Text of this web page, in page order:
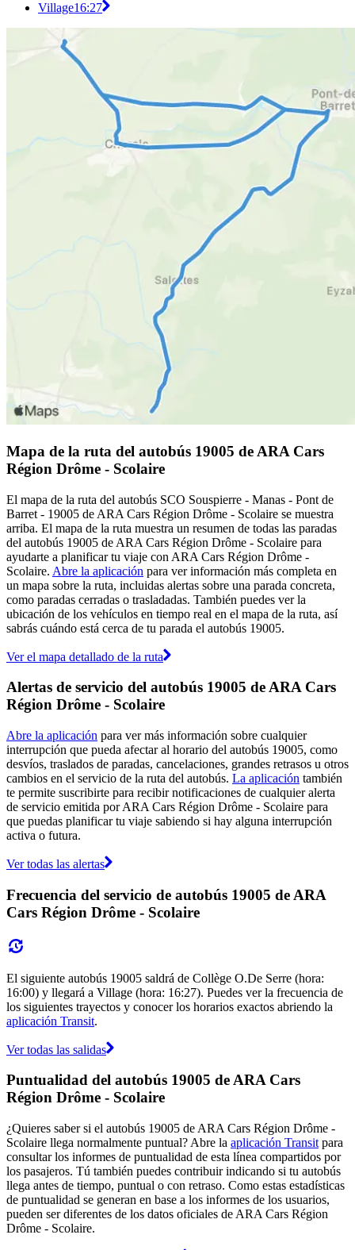
Village16:27
Mapa de la ruta del autobús 19005 de ARA Cars
Région Drôme - Scolaire
El mapa de la ruta del autobús SCO Souspierre - Manas - Pont de
Barret - 19005 de ARA Cars Région Drôme - Scolaire se muestra
arriba. El mapa de la ruta muestra un resumen de todas las paradas
del autobús 19005 de ARA Cars Région Drôme - Scolaire para
ayudarte a planificar tu viaje con ARA Cars Région Drôme -
Scolaire. Abre la aplicación para ver información más completa en
un mapa sobre la ruta, incluidas alertas sobre una parada concreta,
como paradas cerradas o trasladadas. También puedes ver la
ubicación de los vehículos en tiempo real en el mapa de la ruta, así
sabrás cuándo está cerca de tu parada el autobús 19005.
Ver el mapa detallado de la ruta
Alertas de servicio del autobús 19005 de ARA Cars
Région Drôme - Scolaire
Abre la aplicación para ver más información sobre cualquier
interrupción que pueda afectar al horario del autobús 19005, como
desvíos, traslados de paradas, cancelaciones, grandes retrasos u otros
cambios en el servicio de la ruta del autobús. La aplicación también
te permite suscribirte para recibir notificaciones de cualquier alerta
de servicio emitida por ARA Cars Région Drôme - Scolaire para
que puedas planificar tu viaje sabiendo si hay alguna interrupción
activa o futura.
Ver todas las alertas
Frecuencia del servicio de autobús 19005 de ARA
Cars Région Drôme - Scolaire
El siguiente autobús 19005 saldrá de Collège O.De Serre (hora:
16:00) y llegará a Village (hora: 16:27). Puedes ver la frecuencia de
los siguientes trayectos y conocer los horarios exactos abriendo la
aplicación Transit.
Ver todas las salidas
Puntualidad del autobús 19005 de ARA Cars
Région Drôme - Scolaire
¿Quieres saber si el autobús 19005 de ARA Cars Région Drôme -
Scolaire llega normalmente puntual? Abre la aplicación Transit para
consultar los informes de puntualidad de esta línea compartidos por
los pasajeros. Tú también puedes contribuir indicando si tu autobús
llega antes de tiempo, puntual o con retraso. Como estas estadísticas
de puntualidad se generan en base a los informes de los usuarios,
pueden ser diferentes de los datos oficiales de ARA Cars Région
Drôme - Scolaire.